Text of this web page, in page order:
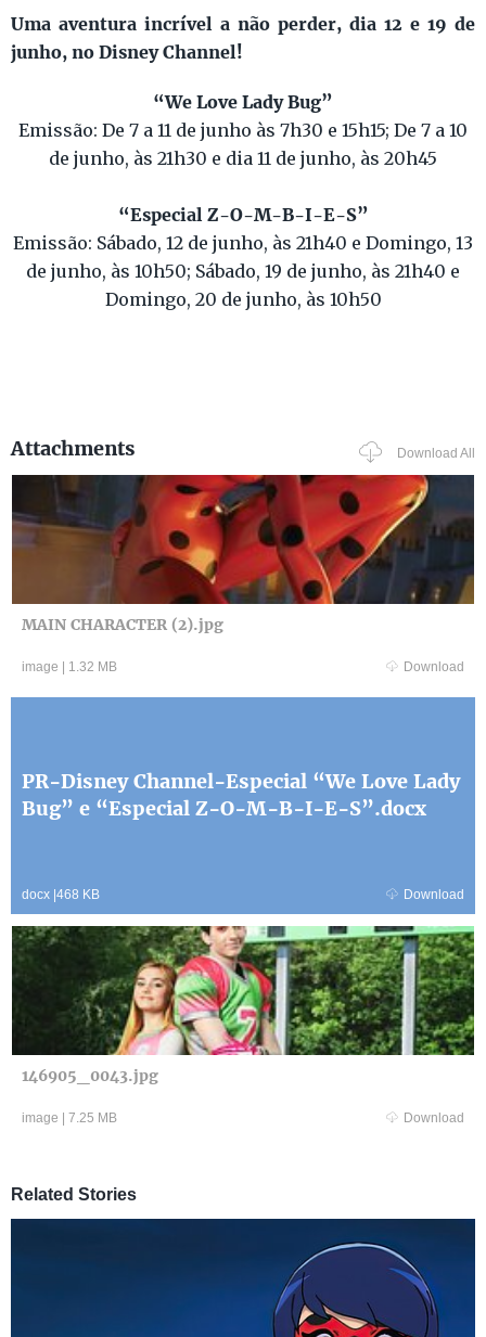
Uma aventura incrível a não perder, dia 12 e 19 de
junho, no Disney Channel!
“We Love Lady Bug”
Emissão: De 7 a 11 de junho às 7h30 e 15h15; De 7 a 10
de junho, às 21h30 e dia 11 de junho, às 20h45
“Especial Z-O-M-B-I-E-S”
Emissão: Sábado, 12 de junho, às 21h40 e Domingo, 13
de junho, às 10h50; Sábado, 19 de junho, às 21h40 e
Domingo, 20 de junho, às 10h50
Attachments Download All
MAIN CHARACTER (2).jpg
image 1.32 MB Download
PR-Disney Channel-Especial “We Love Lady
Bug” e “Especial Z-O-M-B-I-E-S”.docx
docx 468 KB Download
146905_0043.jpg
image 7.25 MB Download
Related Stories